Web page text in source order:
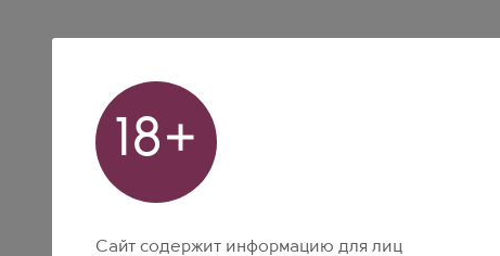
18+
Сайт содержит информацию для лиц